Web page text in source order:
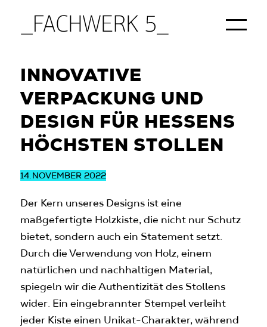
Startseite Blog / 2022
INNOVATIVE
VERPACKUNG UND
DESIGN FÜR HESSENS
HÖCHSTEN STOLLEN
14.NOVEMBER 2022
Der Kern unseres Designs ist eine
maßgefertigte Holzkiste, die nicht nur Schutz
bietet, sondern auch ein Statement setzt.
Durch die Verwendung von Holz, einem
natürlichen und nachhaltigen Material,
spiegeln wir die Authentizität des Stollens
wider. Ein eingebrannter Stempel verleiht
jeder Kiste einen Unikat-Charakter, während